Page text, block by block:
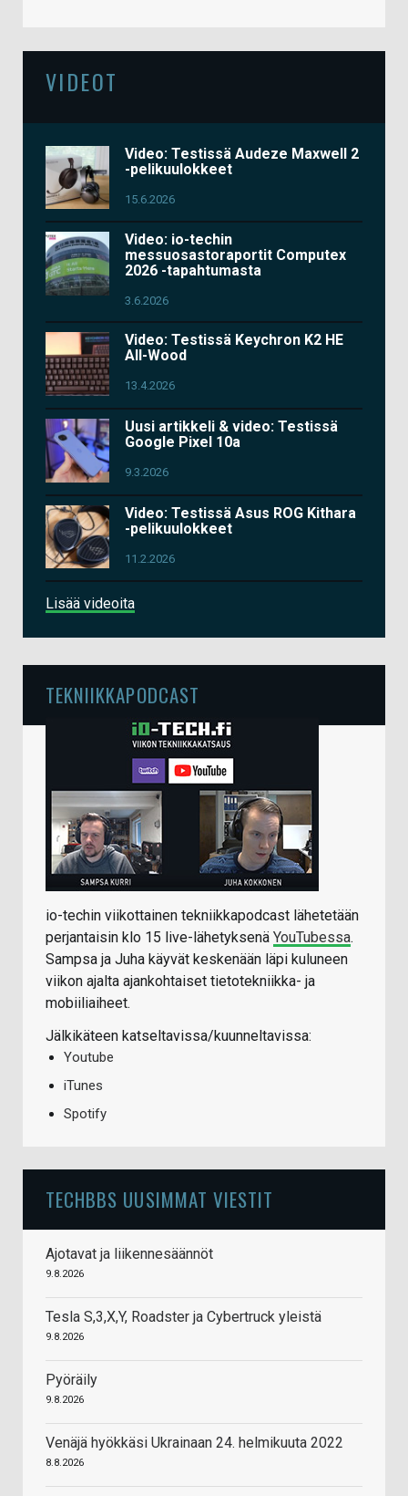
VIDEOT
Video: Testissä Audeze Maxwell 2
-pelikuulokkeet
15.6.2026
Video: io-techin
messuosastoraportit Computex
2026 -tapahtumasta
3.6.2026
Video: Testissä Keychron K2 HE
All-Wood
13.4.2026
Uusi artikkeli & video: Testissä
Google Pixel 10a
9.3.2026
Video: Testissä Asus ROG Kithara
-pelikuulokkeet
11.2.2026
Lisää videoita
TEKNIIKKAPODCAST
io-techin viikottainen tekniikkapodcast lähetetään
perjantaisin klo 15 live-lähetyksenä YouTubessa.
Sampsa ja Juha käyvät keskenään läpi kuluneen
viikon ajalta ajankohtaiset tietotekniikka- ja
mobiiliaiheet.
Jälkikäteen katseltavissa/kuunneltavissa:
Youtube
iTunes
Spotify
TECHBBS UUSIMMAT VIESTIT
Ajotavat ja liikennesäännöt
9.8.2026
Tesla S,3,X,Y, Roadster ja Cybertruck yleistä
9.8.2026
Pyöräily
9.8.2026
Venäjä hyökkäsi Ukrainaan 24. helmikuuta 2022
8.8.2026